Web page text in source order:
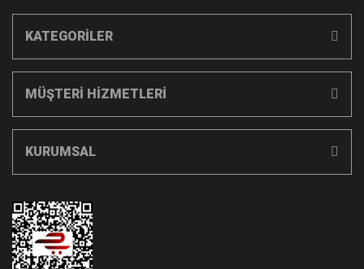
KATEGORİLER
MÜŞTERİ HİZMETLERİ
KURUMSAL